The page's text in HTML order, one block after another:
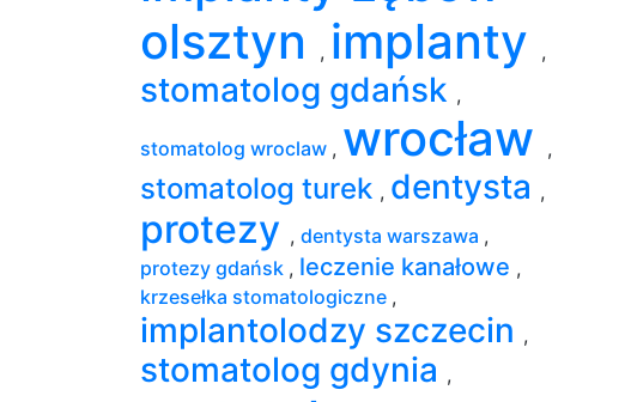
olsztyn
, implanty ,
stomatolog gdańsk ,
stomatolog wroclaw , wrocław ,
stomatolog turek , dentysta ,
protezy , dentysta warszawa ,
protezy gdańsk , leczenie kanałowe ,
krzesełka stomatologiczne ,
implantolodzy szczecin ,
stomatolog gdynia ,